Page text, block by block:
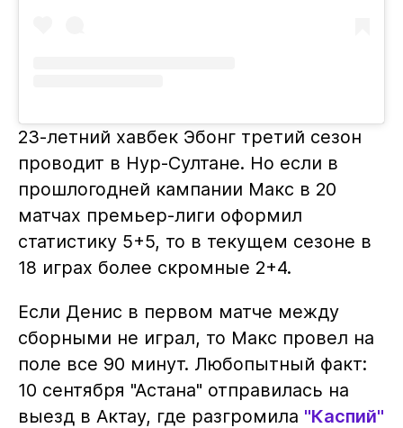
23-летний хавбек Эбонг третий сезон
проводит в Нур-Султане. Но если в
прошлогодней кампании Макс в 20
матчах премьер-лиги оформил
статистику 5+5, то в текущем сезоне в
18 играх более скромные 2+4.
Если Денис в первом матче между
сборными не играл, то Макс провел на
поле все 90 минут. Любопытный факт:
10 сентября "Астана" отправилась на
выезд в Актау, где разгромила "Каспий"